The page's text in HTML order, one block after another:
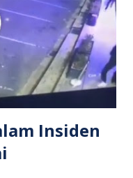
ialah ramai yang
lelaki berkenaan
campur tangan.
berkuasa
ada yang bersimpati
Insiden